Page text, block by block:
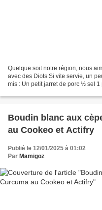
Quelque soit notre région, nous
avec des Diots Si vite servie, un
mis : Un petit jarret de porc ½ sel
Boudin blanc aux
au Cookeo et Actifry
Publié le 12/01/2025 à 01:02
Par Mamigoz